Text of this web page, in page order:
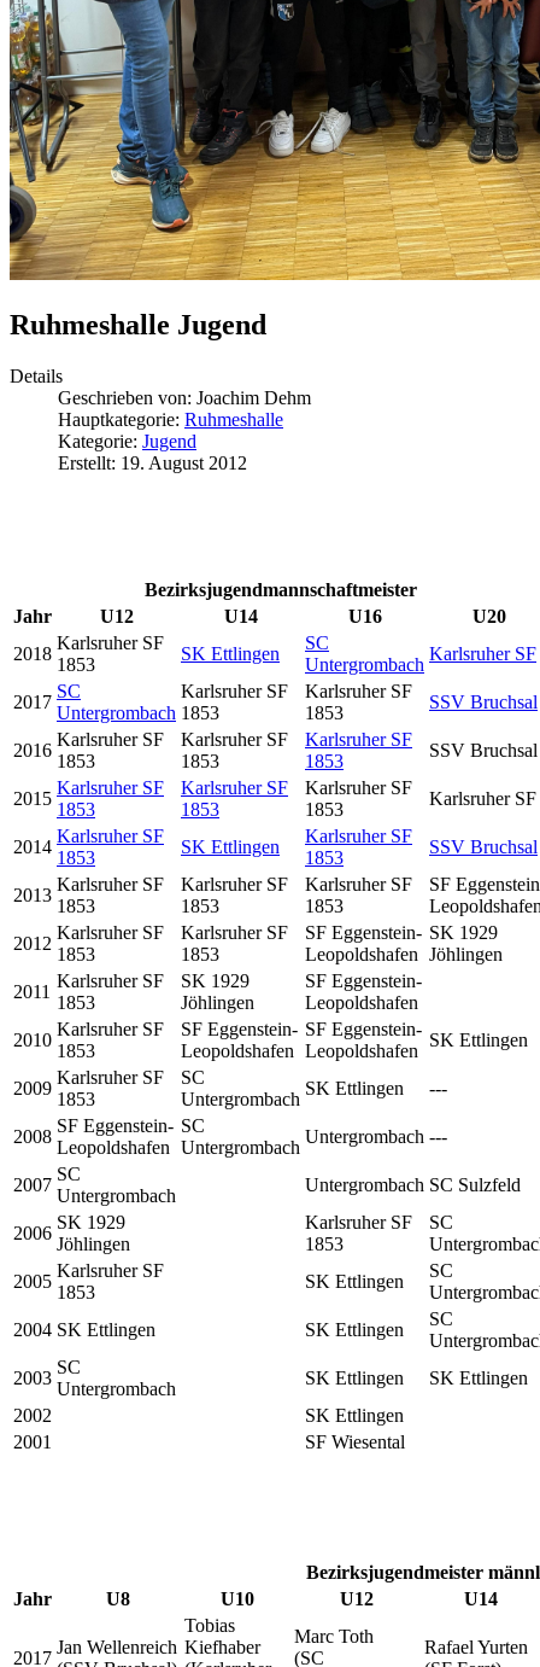
Ruhmeshalle Jugend
Details
Geschrieben von: Joachim Dehm
Hauptkategorie: Ruhmeshalle
Kategorie: Jugend
Erstellt: 19. August 2012
Bezirksjugendmannschaftmeister
Jahr
U12 U14 U16
U20
2018
Karlsruher SF
1853
SK Ettlingen
SC
Untergrombach
Karlsruher SF
2017
SC
Untergrombach
Karlsruher SF
1853
Karlsruher SF
1853
SSV Bruchsal
2016
Karlsruher SF
1853
Karlsruher SF
1853
Karlsruher SF
1853
SSV Bruchsal
2015
Karlsruher SF
1853
Karlsruher SF
1853
Karlsruher SF
1853
Karlsruher SF
2014
Karlsruher SF
1853
SK Ettlingen
Karlsruher SF
1853
SSV Bruchsal
2013
Karlsruher SF
1853
Karlsruher SF
1853
Karlsruher SF
1853
SF
2012
Karlsruher SF
1853
Karlsruher SF
1853
SF Eggenstein-
Leopoldshafen
SK 1929
Jöhlingen
2011
Karlsruher SF
1853
SK 1929
Jöhlingen
SF Eggenstein-
Leopoldshafen
2010
Karlsruher SF
1853
SF Eggenstein-
Leopoldshafen
SF Eggenstein-
Leopoldshafen
SK Ettlingen
2009
Karlsruher SF
1853
SC
Untergrombach
SK Ettlingen ---
2008
SF Eggenstein-
Leopoldshafen
SC
Untergrombach
Untergrombach ---
2007
SC
Untergrombach
Untergrombach SC Sulzfeld
2006
SK 1929
Jöhlingen
Karlsruher SF
1853
SC
2005
Karlsruher SF
1853
SK Ettlingen
SC
2004 SK Ettlingen SK Ettlingen
SC
2003
SC
Untergrombach
SK Ettlingen
SK Ettlingen
2002
SK Ettlingen
2001
SF Wiesental
Bezirksjugendmeister
Jahr
U8 U10 U12 U14
2017
Jan Wellenreich
Tobias
Kiefhaber
Marc Toth
(SC
Rafael Yurten